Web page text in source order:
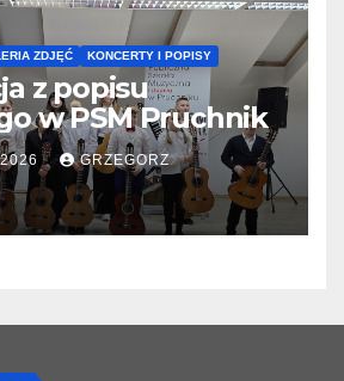
ZDJĘĆ KONCERTY I POPISY
z popisu
w PSM Pruchnik
2026 GRZEGORZ